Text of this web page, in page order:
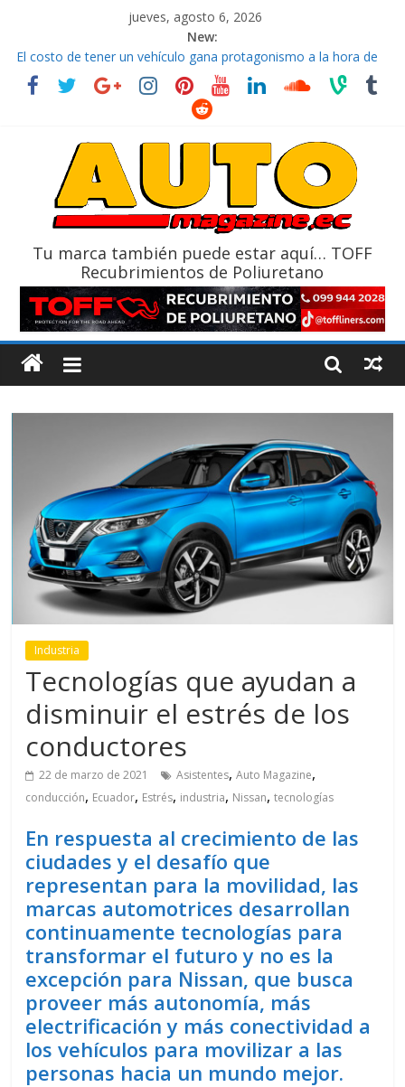
jueves, agosto 6, 2026
New:
El costo de tener un vehículo gana protagonismo a la hora de
decidir
Ultima película ‘Spider‑Man: Brand New Day’ pone en escena a
La Vuelta al Ecuador 2026, edición 47ª, recorre 7 provincias en 8
La FEDAK recibe 12 Sinotruk Bolden para cubrir las rutas de La
Tu marca también puede estar aquí… TOFF
Recubrimientos de Poliuretano
Industria
Tecnologías que ayudan a
disminuir el estrés de los
conductores
22 de marzo de 2021 Asistentes,Auto Magazine,
conducción, Ecuador, Estrés, industria, Nissan,tecnologías
En respuesta al crecimiento de las
ciudades y el desafío que
representan para la movilidad, las
marcas automotrices desarrollan
continuamente tecnologías para
transformar el futuro y no es la
excepción para Nissan, que busca
proveer más autonomía, más
electrificación y más conectividad a
los vehículos para movilizar a las
personas hacia un mundo mejor.